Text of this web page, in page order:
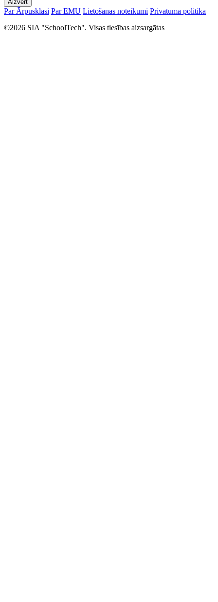
Aizvērt
Par Ārpusklasi Par EMU Lietošanas noteikumi Privātuma politika
©2026 SIA "SchoolTech". Visas tiesības aizsargātas